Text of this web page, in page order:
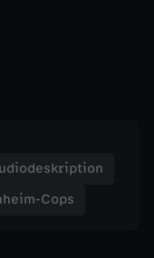
Cops